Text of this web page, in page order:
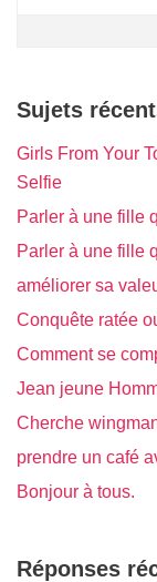
Sujets
Girls From Your
Selfie
Parler à une fille
Parler à une fille
améliorer sa
Conquête ratée
Comment se
Jean jeune
Cherche
prendre un café
Bonjour à tous.
Réponses